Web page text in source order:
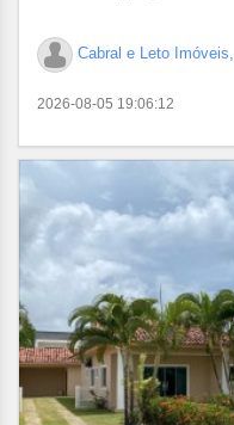
Cabral e Leto Imóveis,
2026-08-05 19:06:12